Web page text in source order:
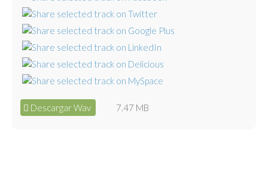
Descargar Wav 7.47 MB